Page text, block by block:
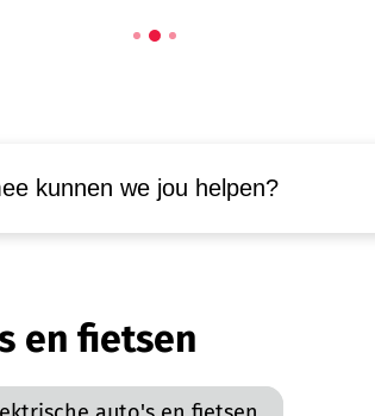
en fietsen